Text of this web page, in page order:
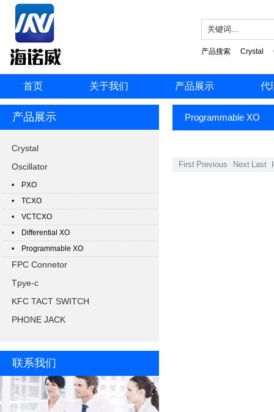
产品搜索 Crystal
首页 关于我们 产品展示 代
产品展示
Crystal
Oscillator
• PXO
• TCXO
• VCTCXO
• Differential XO
• Programmable XO
FPC Connetor
Tpye-c
KFC TACT SWITCH
PHONE JACK
联系我们
Programmable XO
First Previous Next Last